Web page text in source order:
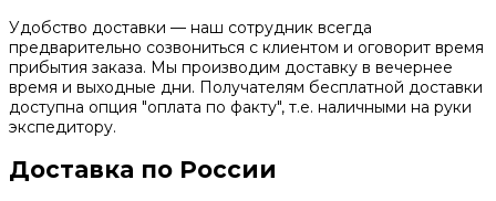
Удобство доставки — наш сотрудник всегда
предварительно созвониться с клиентом и оговорит время
прибытия заказа. Мы производим доставку в вечернее
время и выходные дни. Получателям бесплатной доставки
доступна опция "оплата по факту", т.е. наличными на руки
экспедитору.
Доставка по России